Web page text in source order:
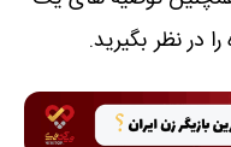
در نظر بگیرید.